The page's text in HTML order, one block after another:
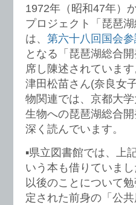
1972年（昭和47年）
プロジェクト「琵琶
は、 第六十八回国会
となる「琵琶湖総合
席し陳述されていま
津田松苗さん(奈良女
物関連では、京都大
生物への琵琶湖総合
深く読んでいます。
▪️県立図書館では、上
いう本も借りていま
以後のことについて
定された前身の「公